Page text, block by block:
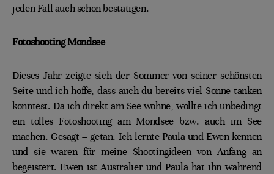
jeden Fall auch schon bestätigen.
Fotoshooting Mondsee
Dieses Jahr zeigte sich der Sommer von seiner schönsten
Seite und ich hoffe, dass auch du bereits viel Sonne tanken
konntest. Da ich direkt am See wohne, wollte ich unbedingt
ein tolles Fotoshooting am Mondsee bzw. auch im See
machen. Gesagt – getan. Ich lernte Paula und Ewen kennen
und sie waren für meine Shootingideen von Anfang an
begeistert. Ewen ist Australier und Paula hat ihn während